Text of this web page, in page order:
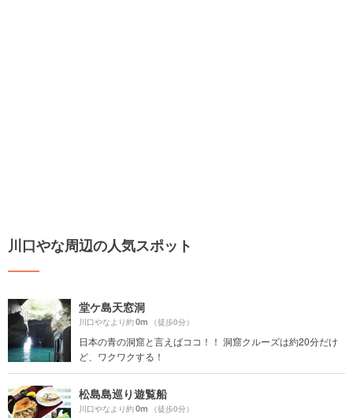
川口やな周辺の人気スポット
堂ケ島天窓洞
川口やなより約0m （徒歩0分）
日本の青の洞窟と言えばココ！！ 洞窟クルーズは約20分だけ
ど、ワクワクする！
松島島巡り遊覧船
川口やなより約0m （徒歩0分）